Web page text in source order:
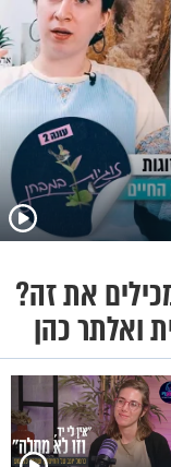
את זה?
ואלתר כהן